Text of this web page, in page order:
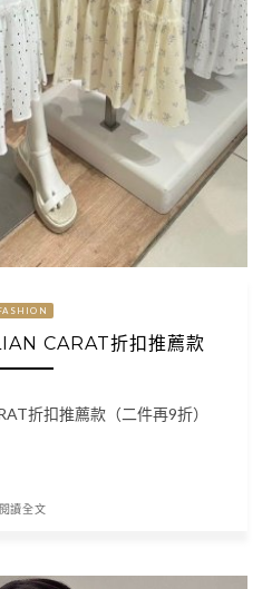
CARAT折扣推薦款
折扣推薦款（二件再9折）
閱讀全文